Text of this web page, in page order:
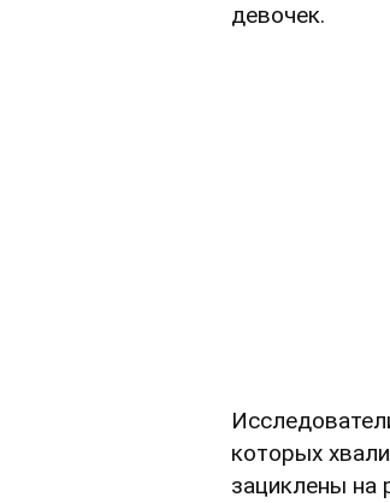
девочек.
которых
зациклены на